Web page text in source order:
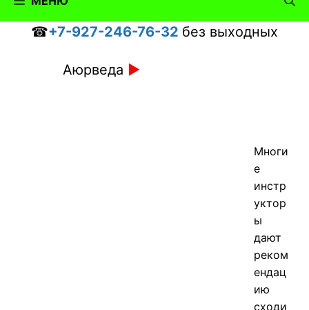
☎+7-927-246-76-32 без выходных
Аюрведа ►
Многи
е
инстр
уктор
ы
дают
реком
ендац
ию
сходи